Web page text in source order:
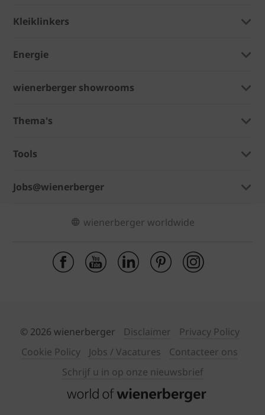
Kleiklinkers
Energie
wienerberger showrooms
Thema's
Tools
Jobs@wienerberger
wienerberger worldwide
© 2026 wienerberger Disclaimer
Privacy Policy
Cookie Policy
Jobs / Vacatures
Contacteer ons
Schrijf u in op onze nieuwsbrief